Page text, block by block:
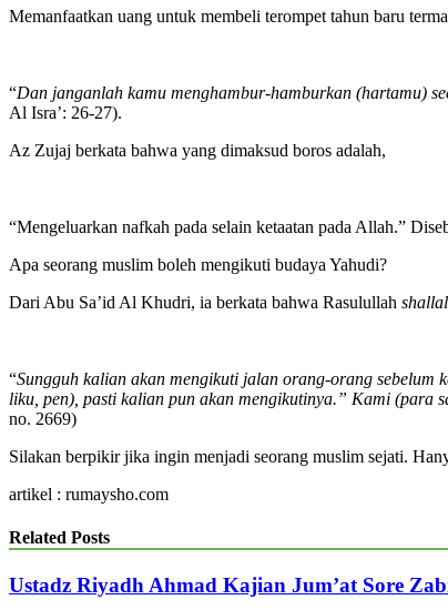
Memanfaatkan uang untuk membeli terompet tahun baru
“Dan janganlah kamu menghambur-hamburkan (hartamu)
Al Isra’: 26-27).
Az Zujaj berkata bahwa yang dimaksud boros adalah,
“Mengeluarkan nafkah pada selain ketaatan pada Allah.”
Apa seorang muslim boleh mengikuti budaya Yahudi?
Dari Abu Sa’id Al Khudri, ia berkata bahwa Rasulullah
“Sungguh kalian akan mengikuti jalan orang-orang sebelum
liku, pen), pasti kalian pun akan mengikutinya.” Kami (para
no. 2669)
Silakan berpikir jika ingin menjadi seorang muslim sejati.
artikel : rumaysho.com
Related Posts
Ustadz Riyadh Ahmad Kajian Jum’at Sore